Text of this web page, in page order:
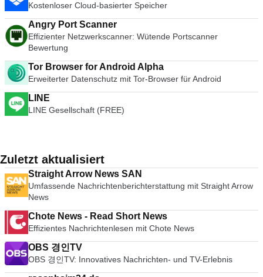
Kostenloser Cloud-basierter Speicher
Angry Port Scanner
Effizienter Netzwerkscanner: Wütende Portscanner
Bewertung
Tor Browser for Android Alpha
Erweiterter Datenschutz mit Tor-Browser für Android
LINE
LINE Gesellschaft (FREE)
Zuletzt aktualisiert
Straight Arrow News SAN
Umfassende Nachrichtenberichterstattung mit Straight Arrow
News
Chote News - Read Short News
Effizientes Nachrichtenlesen mit Chote News
OBS 경인TV
OBS 경인TV: Innovatives Nachrichten- und TV-Erlebnis